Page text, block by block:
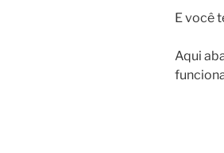
E você
Aqui